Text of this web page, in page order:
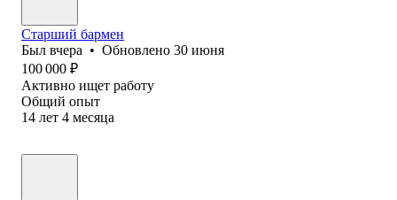
Старший бармен
Был вчера • Обновлено 30 июня
100 000 ₽
Активно ищет работу
Общий опыт
14 лет 4 месяца